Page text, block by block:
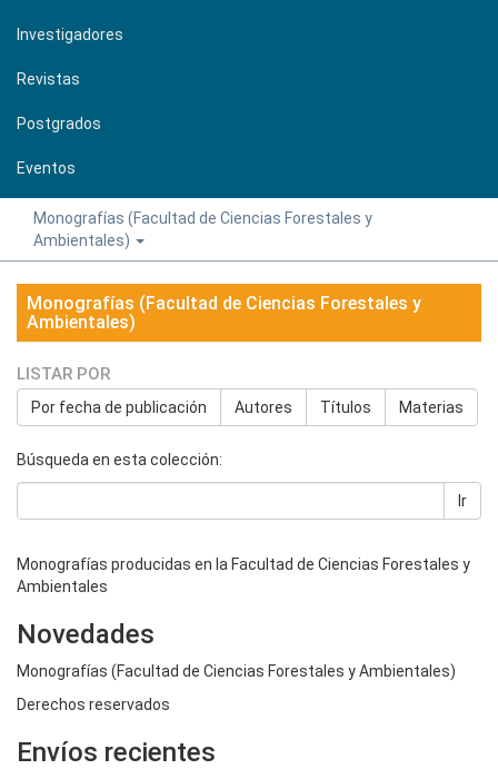
Investigadores
Revistas
Postgrados
Eventos
Monografías (Facultad de Ciencias Forestales y
Ambientales)
Monografías (Facultad de Ciencias Forestales y
Ambientales)
LISTAR POR
Por fecha de publicación Autores Títulos Materias
Búsqueda en esta colección:
Ir
Monografías producidas en la Facultad de Ciencias Forestales y
Ambientales
Novedades
Monografías (Facultad de Ciencias Forestales y Ambientales)
Derechos reservados
Envíos recientes